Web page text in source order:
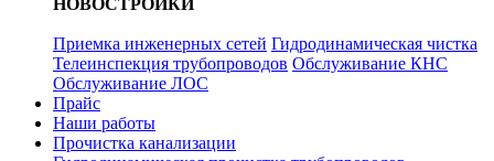
НОВОСТРОЙКИ
Приемка инженерных сетей Гидродинамическая чистка
Телеинспекция трубопроводов Обслуживание КНС
Обслуживание ЛОС
Прайс
Наши работы
Прочистка канализации